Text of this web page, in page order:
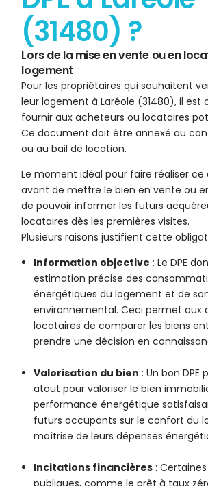
(31480) ?
Lors de la mise en vente ou en
logement
Pour les propriétaires qui souhaitent
leur logement à Laréole (31480), il est
fournir aux acheteurs ou locataires
Ce document doit être annexé au
ou au bail de location.
Le moment idéal pour faire réaliser ce
avant de mettre le bien en vente ou
de pouvoir informer les futurs
locataires dès les premières visites.
Plusieurs raisons justifient cette
Information objective : Le DPE
estimation précise des
énergétiques du logement et de
environnemental. Ceci permet aux
locataires de comparer les biens
prendre une décision en
Valorisation du bien : Un bon DPE
atout pour valoriser le bien
performance énergétique
futurs occupants sur le confort du
maîtrise de leurs dépenses
Incitations financières :